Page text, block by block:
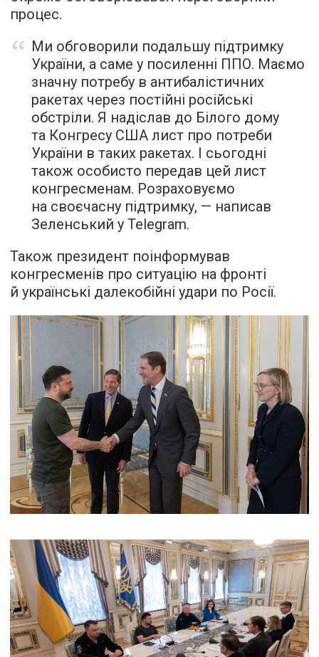
процес.
Ми обговорили подальшу підтримку
України, а саме у посиленні ППО. Маємо
значну потребу в антибалістичних
ракетах через постійні російські
обстріли. Я надіслав до Білого дому
та Конгресу США лист про потреби
України в таких ракетах. І сьогодні
також особисто передав цей лист
конгресменам. Розраховуємо
на своєчасну підтримку, — написав
Зеленський у Telegram.
Також президент поінформував
конгресменів про ситуацію на фронті
й українські далекобійні удари по Росії.